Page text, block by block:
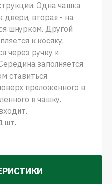
Одна чашка
двери, вторая - на
шнурком. Другой
к косяку,
через ручку и
заполняется
ставиться
проложенного в
в чашку.